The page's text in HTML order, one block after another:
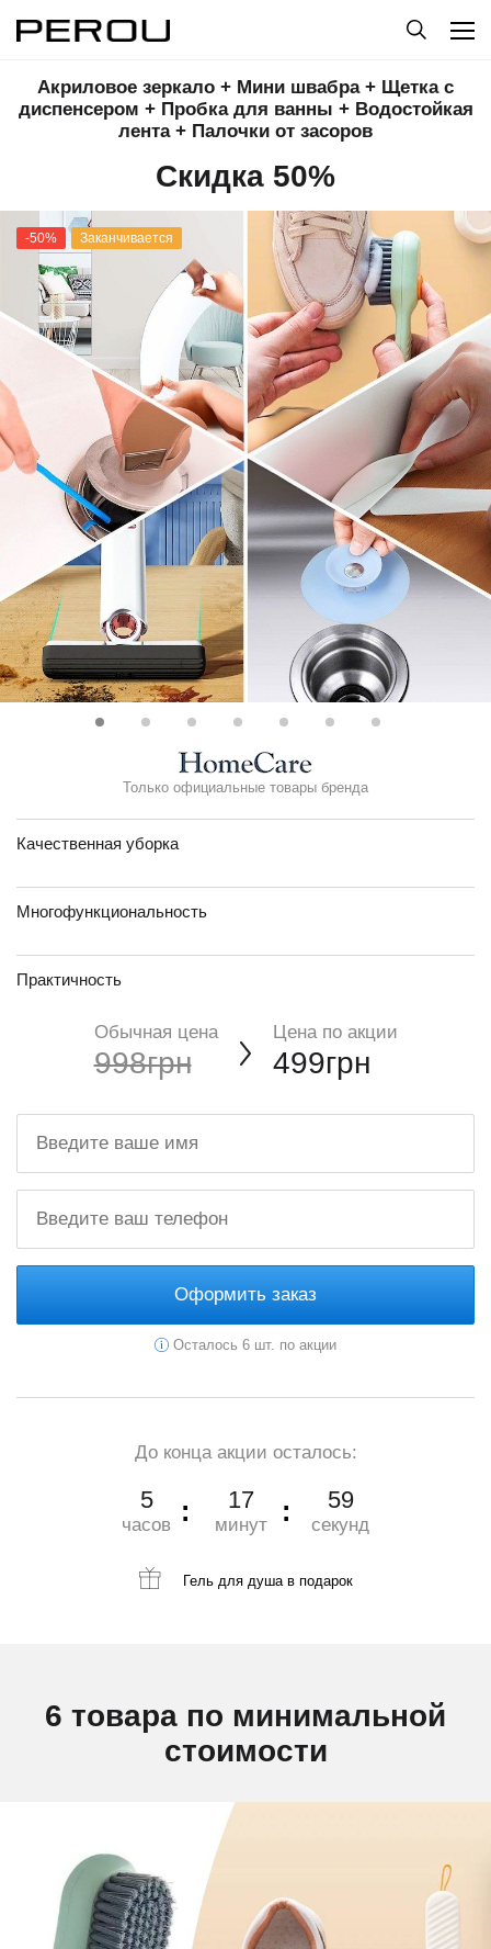
Акриловое зеркало + Мини швабра + Щетка с
диспенсером + Пробка для ванны + Водостойкая
лента + Палочки от засоров
Скидка 50%
-50% Заканчивается
Только официальные товары бренда
Качественная уборка
Многофункциональность
Практичность
Обычная цена
998грн
Цена по акции
499грн
Оформить заказ
Осталось 6 шт. по акции
До конца акции осталось:
5
часов
17
минут
57
секунд
Гель для душав подарок
6 товара по минимальной
стоимости